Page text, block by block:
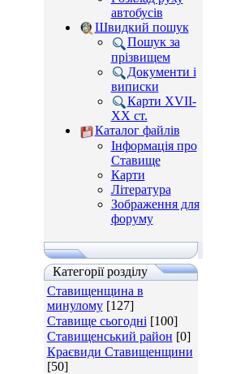
автобусів
Швидкий пошук
Пошук за
прізвищем
Документи і
виписки
Карти XVII-
XX ст.
Каталог файлів
Інформація про
Ставище
Карти
Література
Зображення для
форуму
Категорії розділу
Ставищенщина в
минулому [127]
Ставище сьогодні [100]
Ставищенський район [0]
Краєвиди Ставищенщини
[50]